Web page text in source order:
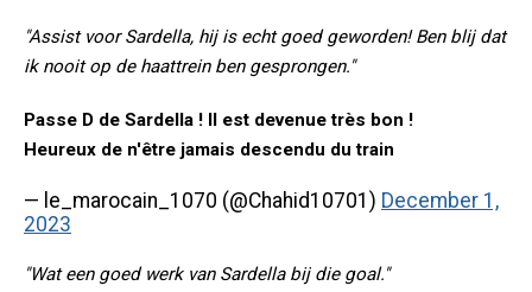
"Assist voor Sardella, hij is echt goed geworden! Ben blij dat
ik nooit op de haattrein ben gesprongen."
Passe D de Sardella ! Il est devenue très bon !
Heureux de n'être jamais descendu du train
— le_marocain_1070 (@Chahid10701) December 1,
2023
"Wat een goed werk van Sardella bij die goal."